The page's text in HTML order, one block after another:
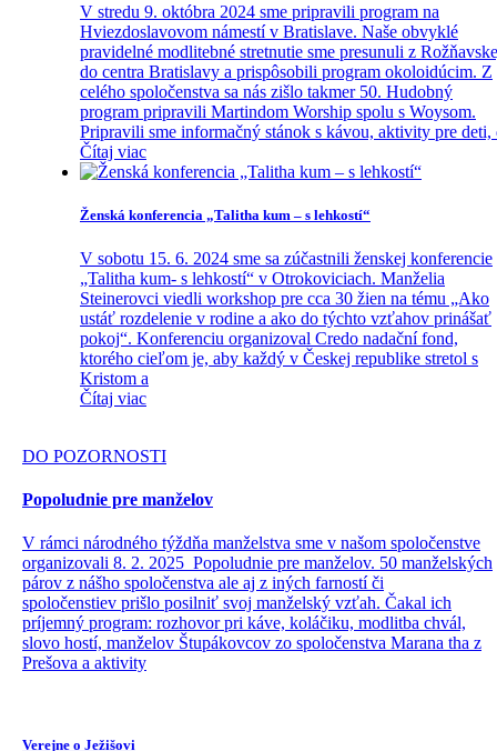
V stredu 9. októbra 2024 sme pripravili program na
Hviezdoslavovom námestí v Bratislave. Naše obvyklé
pravidelné modlitebné stretnutie sme presunuli z
do centra Bratislavy a prispôsobili program okoloidúcim. Z
celého spoločenstva sa nás zišlo takmer 50. Hudobný
program pripravili Martindom Worship spolu s Woysom.
Pripravili sme informačný stánok s kávou, aktivity pre deti,
Čítaj viac
Ženská konferencia „Talitha kum – s lehkostí“
V sobotu 15. 6. 2024 sme sa zúčastnili ženskej konferencie
„Talitha kum- s lehkostí“ v Otrokoviciach. Manželia
Steinerovci viedli workshop pre cca 30 žien na tému „Ako
ustáť rozdelenie v rodine a ako do týchto vzťahov prinášať
pokoj“. Konferenciu organizoval Credo nadační fond,
ktorého cieľom je, aby každý v Českej republike stretol s
Kristom a
Čítaj viac
DO POZORNOSTI
Popoludnie pre manželov
V rámci národného týždňa manželstva sme v našom spoločenstve
organizovali 8. 2. 2025 Popoludnie pre manželov. 50 manželských
párov z nášho spoločenstva ale aj z iných farností či
spoločenstiev prišlo posilniť svoj manželský vzťah. Čakal ich
príjemný program: rozhovor pri káve, koláčiku, modlitba chvál,
slovo hostí, manželov Štupákovcov zo spoločenstva Marana tha z
Prešova a aktivity
Verejne o Ježišovi